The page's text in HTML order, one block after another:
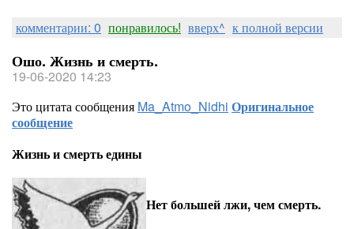
комментарии: 0 понравилось! вверх^ к полной версии
Ошо. Жизнь и смерть.
19-06-2020 14:23
Это цитата сообщения Ma_Atmo_Nidhi Оригинальное
сообщение
Жизнь и смерть едины
Нет большей лжи, чем смерть.